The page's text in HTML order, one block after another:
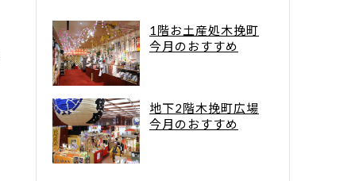
1階お土産処木挽町
今月のおすすめ
地下2階木挽町広場
今月のおすすめ